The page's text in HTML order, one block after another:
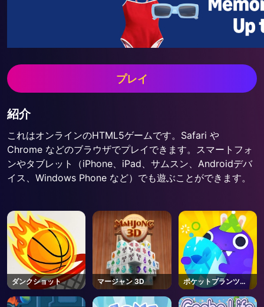
プレイ
紹介
これはオンラインのHTML5ゲームです。Safari や
Chrome などのブラウザでプレイできます。スマートフォ
ンやタブレット（iPhone、iPad、サムスン、Androidデバ
イス、Windows Phone など）でも遊ぶことができます。
ダンクショット マージャン 3D
ポケットプランツガ
ーデン